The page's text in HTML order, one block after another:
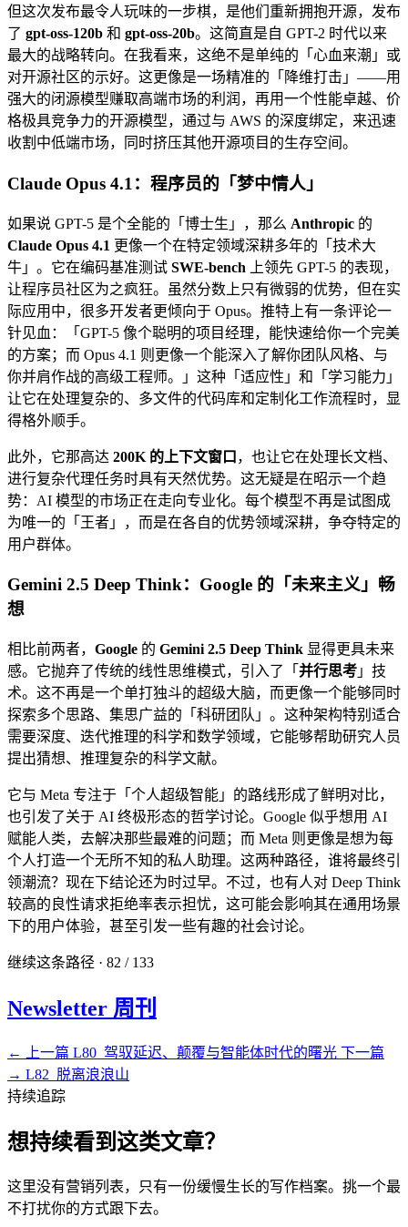
但这次发布最令人玩味的一步棋，是他们重新拥抱开源，发布
了 gpt-oss-120b 和 gpt-oss-20b。这简直是自 GPT-2 时代以来
最大的战略转向。在我看来，这绝不是单纯的「心血来潮」或
对开源社区的示好。这更像是一场精准的「降维打击」——用
强大的闭源模型赚取高端市场的利润，再用一个性能卓越、价
格极具竞争力的开源模型，通过与 AWS 的深度绑定，来迅速
收割中低端市场，同时挤压其他开源项目的生存空间。
Claude Opus 4.1：程序员的「梦中情人」
如果说 GPT-5 是个全能的「博士生」，那么 Anthropic 的
Claude Opus 4.1 更像一个在特定领域深耕多年的「技术大
牛」。它在编码基准测试 SWE-bench 上领先 GPT-5 的表现，
让程序员社区为之疯狂。虽然分数上只有微弱的优势，但在实
际应用中，很多开发者更倾向于 Opus。推特上有一条评论一
针见血：「GPT-5 像个聪明的项目经理，能快速给你一个完美
的方案；而 Opus 4.1 则更像一个能深入了解你团队风格、与
你并肩作战的高级工程师。」这种「适应性」和「学习能力」
让它在处理复杂的、多文件的代码库和定制化工作流程时，显
得格外顺手。
此外，它那高达 200K 的上下文窗口 ，也让它在处理长文档、
进行复杂代理任务时具有天然优势。这无疑是在昭示一个趋
势：AI 模型的市场正在走向专业化。每个模型不再是试图成
为唯一的「王者」，而是在各自的优势领域深耕，争夺特定的
用户群体。
Gemini 2.5 Deep Think：Google 的「未来主义」畅
想
相比前两者， Google 的 Gemini 2.5 Deep Think 显得更具未来
感。它抛弃了传统的线性思维模式，引入了「 并行思考 」技
术。这不再是一个单打独斗的超级大脑，而更像一个能够同时
探索多个思路、集思广益的「科研团队」。这种架构特别适合
需要深度、迭代推理的科学和数学领域，它能够帮助研究人员
提出猜想、推理复杂的科学文献。
它与 Meta 专注于「个人超级智能」的路线形成了鲜明对比，
也引发了关于 AI 终极形态的哲学讨论。Google 似乎想用 AI
赋能人类，去解决那些最难的问题；而 Meta 则更像是想为每
个人打造一个无所不知的私人助理。这两种路径，谁将最终引
领潮流？现在下结论还为时过早。不过，也有人对 Deep Think
较高的良性请求拒绝率表示担忧，这可能会影响其在通用场景
下的用户体验，甚至引发一些有趣的社会讨论。
继续这条路径 · 82 / 133
Newsletter 周刊
← 上一篇 L80_驾驭延迟、颠覆与智能体时代的曙光 下一篇
→ L82_脱离浪浪山
持续追踪
想持续看到这类文章？
这里没有营销列表，只有一份缓慢生长的写作档案。挑一个最
不打扰你的方式跟下去。